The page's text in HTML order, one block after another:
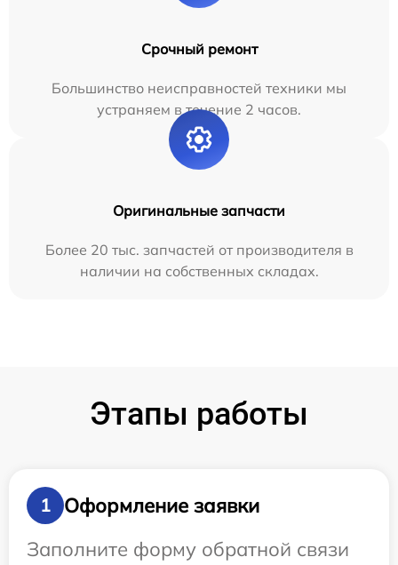
Срочный ремонт
Большинство неисправностей техники мы
устраняем в течение 2 часов.
Оригинальные запчасти
Более 20 тыс. запчастей от производителя в
наличии на собственных складах.
Этапы работы
1
Оформление заявки
Заполните форму обратной связи